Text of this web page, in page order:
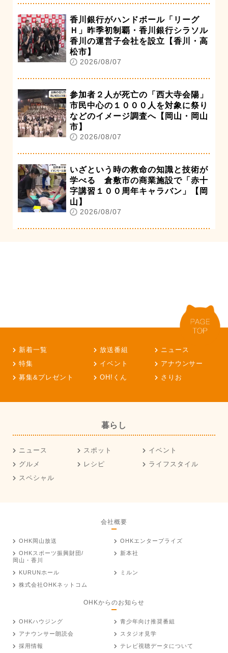
香川銀行がハンドボール「リーグ
Ｈ」昨季初制覇・香川銀行シラソル
香川の運営子会社を設立【香川・高
松市】
2026/08/07
参加者２人が死亡の「西大寺会陽」
市民中心の１０００人を対象に祭り
などのイメージ調査へ【岡山・岡山
市】
2026/08/07
いざという時の救命の知識と技術が
学べる 倉敷市の商業施設で「赤十
字講習１００周年キャラバン」【岡
山】
2026/08/07
新着一覧 放送番組
ニュース
特集
イベント
アナウンサー
募集&プレゼント
OH!くん さりお
暮らし
ニュース スポット
イベント
グルメ
レシピ
ライフスタイル
スペシャル
会社概要
OHK岡山放送
OHKエンタープライズ
OHKスポーツ振興財団/
岡山・香川
新本社
KURUNホール
ミルン
株式会社OHKネットコム
OHKからのお知らせ
OHKハウジング
青少年向け推奨番組
アナウンサー朗読会
スタジオ見学
採用情報
テレビ視聴データについて